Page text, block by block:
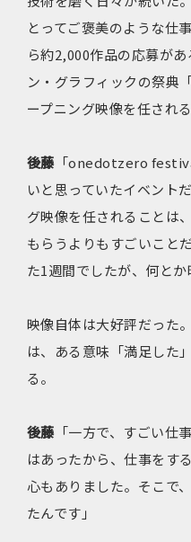
とってご褒美のような仕
ら約2,000作品の応募が
ン・グラフィックの祭
ープニング映像を任され
後藤「onedotzero
いと思っていたイベント
グ映像を任されることは
もらうよりもすごいこと
た1週間でしたが、何とか
映像自体は大好評だった
は、ある意味「満足した
る。
後藤「一方で、すごい仕
はあったから、仕事をす
心もありました。そこで
たんです」